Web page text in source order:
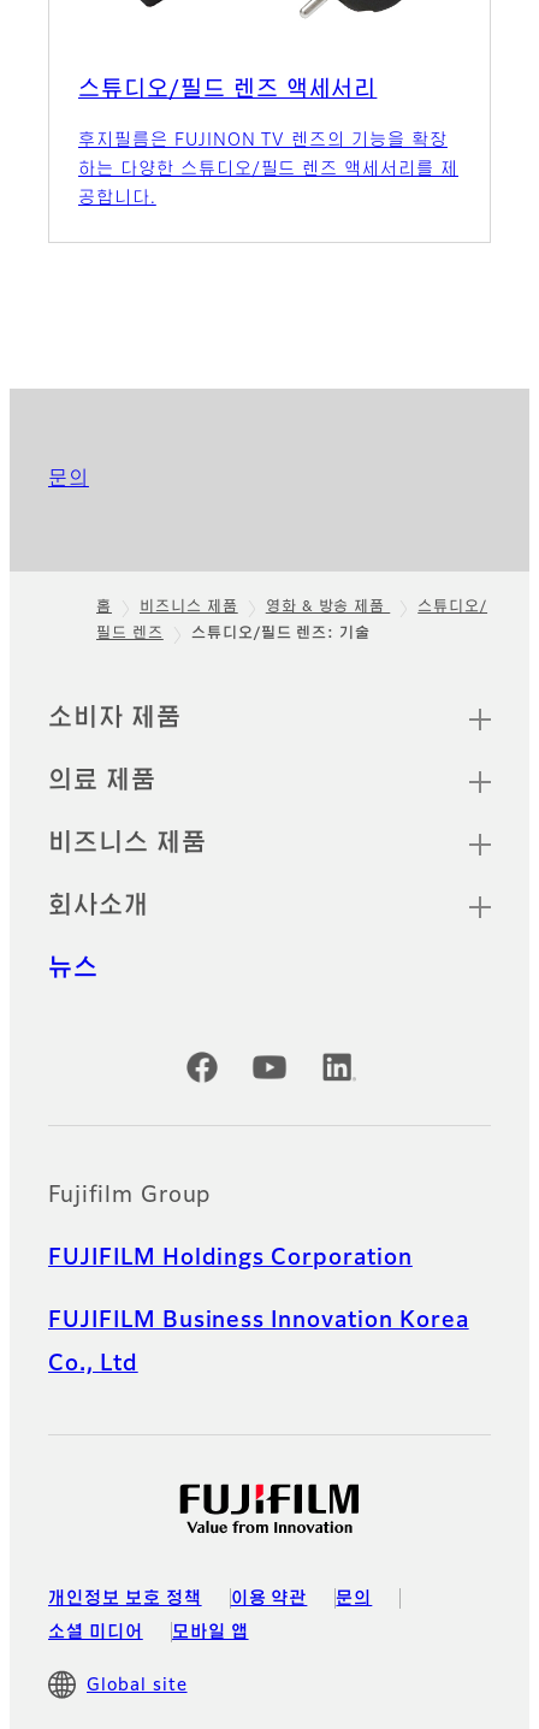
스튜디오/필드 렌즈 액세서리
후지필름은 FUJINON TV 렌즈의 기능을 확장
하는 다양한 스튜디오/필드 렌즈 액세서리를 제
공합니다.
문의
Footer
홈 비즈니스 제품 영화 & 방송 제품
스튜디오/
필드 렌즈
스튜디오/필드 렌즈: 기술
빠른 링크
소비자 제품
의료 제품
비즈니스 제품
회사소개
뉴스
공식 SNS 계정
Fujifilm Group
FUJIFILM Holdings Corporation
FUJIFILM Business Innovation Korea
Co., Ltd
개인정보 보호 정책 이용 약관
문의
소셜 미디어
모바일 앱
Global site